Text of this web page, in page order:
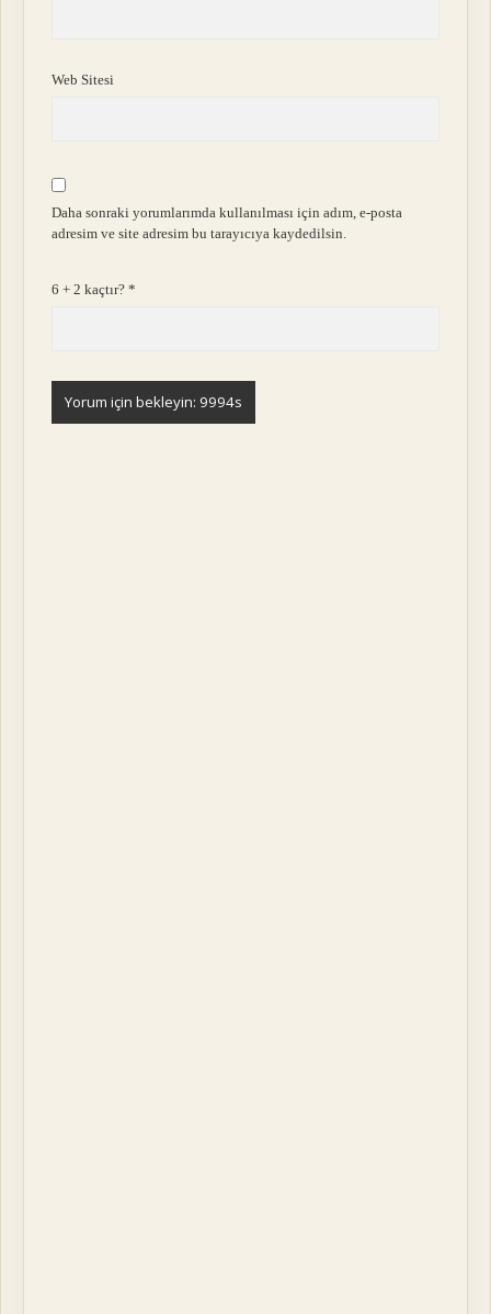
Web Sitesi
Daha sonraki yorumlarımda kullanılması için adım, e-posta
adresim ve site adresim bu tarayıcıya kaydedilsin.
6 + 2 kaçtır?*